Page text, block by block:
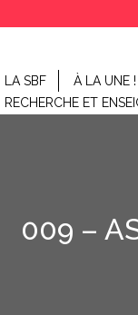
LA SBF À LA UNE !
RECHERCHE ET
009 –